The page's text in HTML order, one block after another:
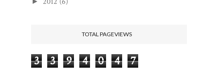
TOTAL PAGEVIEWS
3 3 9 4 0 4 7